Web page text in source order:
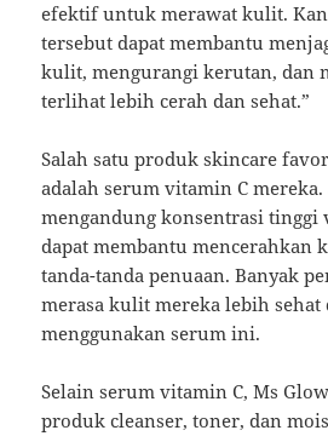
efektif untuk merawat kulit.
tersebut dapat membantu
kulit, mengurangi kerutan, dan
terlihat lebih cerah dan sehat.”
Salah satu produk skincare
adalah serum vitamin C
mengandung konsentrasi tinggi
dapat membantu mencerahkan
tanda-tanda penuaan. Banyak
merasa kulit mereka lebih sehat
menggunakan serum ini.
Selain serum vitamin C, Ms
produk cleanser, toner, dan